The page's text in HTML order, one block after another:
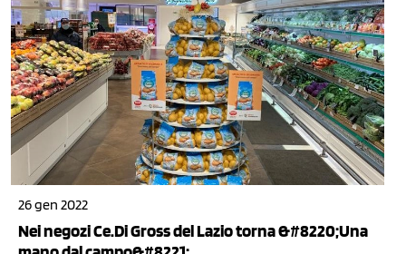
26 gen 2022
Nei negozi Ce.Di Gross del Lazio torna &#8220;Una